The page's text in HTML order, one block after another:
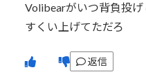
Volibearがいつ背負投げ
すくい上げてただろ
返信